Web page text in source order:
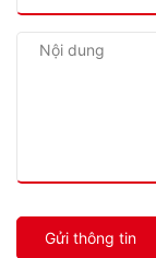
Gửi thông tin